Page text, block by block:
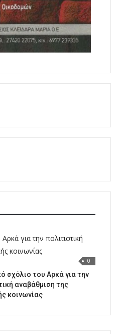
0
σχόλιο του Αρκά για την
αναβάθμιση της
κοινωνίας